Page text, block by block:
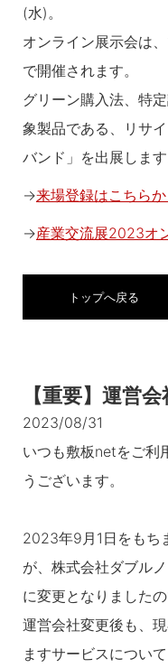
(水)。
オンライン展示会は
で開催されます。
グリーン購入法、特
象製品である、リサ
バンド」を出展しま
→来場登録はこちらか
→産業交流展2023オ
トップへ戻る
【重要】運営
2023/08/31
いつも敷板netをご利
うございます。
2023年9月1日をもち
が、株式会社ダブル
に変更となりました
運営会社変更後も、
ますサービスについ